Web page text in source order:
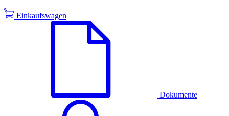
Einkaufswagen
Dokumente